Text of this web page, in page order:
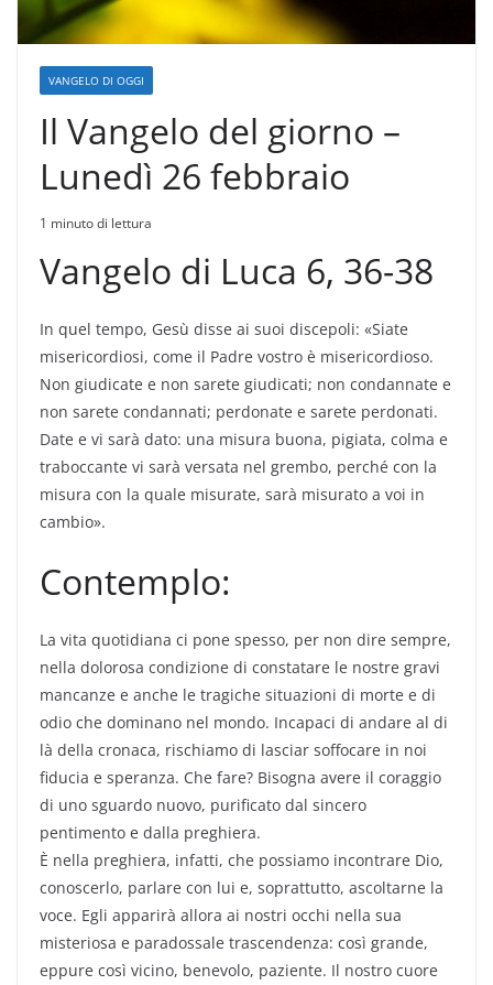
VANGELO DI OGGI
Il Vangelo del giorno –
Lunedì 26 febbraio
1 minuto di lettura
Vangelo di Luca 6, 36-38
In quel tempo, Gesù disse ai suoi discepoli: «Siate
misericordiosi, come il Padre vostro è misericordioso.
Non giudicate e non sarete giudicati; non condannate e
non sarete condannati; perdonate e sarete perdonati.
Date e vi sarà dato: una misura buona, pigiata, colma e
traboccante vi sarà versata nel grembo, perché con la
misura con la quale misurate, sarà misurato a voi in
cambio».
Contemplo:
La vita quotidiana ci pone spesso, per non dire sempre,
nella dolorosa condizione di constatare le nostre gravi
mancanze e anche le tragiche situazioni di morte e di
odio che dominano nel mondo. Incapaci di andare al di
là della cronaca, rischiamo di lasciar soffocare in noi
fiducia e speranza. Che fare? Bisogna avere il coraggio
di uno sguardo nuovo, purificato dal sincero
pentimento e dalla preghiera.
È nella preghiera, infatti, che possiamo incontrare Dio,
conoscerlo, parlare con lui e, soprattutto, ascoltarne la
voce. Egli apparirà allora ai nostri occhi nella sua
misteriosa e paradossale trascendenza: così grande,
eppure così vicino, benevolo, paziente. Il nostro cuore